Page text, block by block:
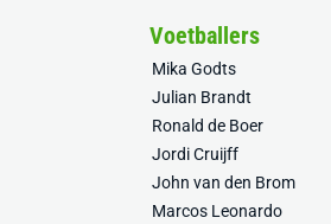
Voetballers
Mika Godts
Julian Brandt
Ronald de Boer
Jordi Cruijff
John van den Brom
Marcos Leonardo